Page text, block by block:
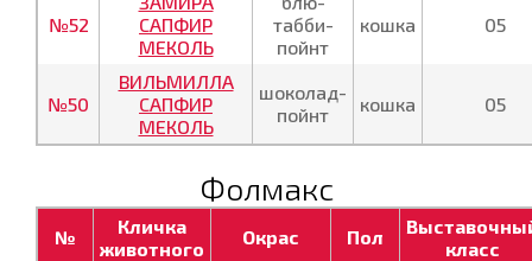
№52
САПФИР
МЕКОЛЬ
табби-
пойнт
кошка 05
№50
ВИЛЬМИЛЛА
САПФИР
МЕКОЛЬ
шоколад-
пойнт
кошка 05
Фолмакс
№
Кличка
животного
Окрас Пол
класс